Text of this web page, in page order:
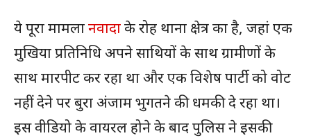
ये पूरा मामलानवादाके रोह थाना क्षेत्र का है, जहां एक
मुखिया प्रतिनिधि अपने साथियों के साथ ग्रामीणों के
साथ मारपीट कर रहा था और एक विशेष पार्टी को वोट
नहीं देने पर बुरा अंजाम भुगतने की धमकी दे रहा था।
इस वीडियो के वायरल होने के बाद पुलिस ने इसकी